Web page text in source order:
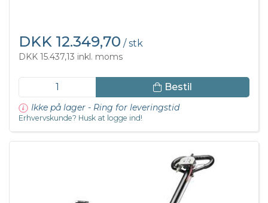
DKK 12.349,70 / stk
DKK 15.437,13 inkl. moms
Bestil
Ikke på lager - Ring for leveringstid
Erhvervskunde? Husk at logge ind!